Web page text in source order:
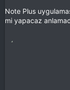
Note Plus
mi yapacaz